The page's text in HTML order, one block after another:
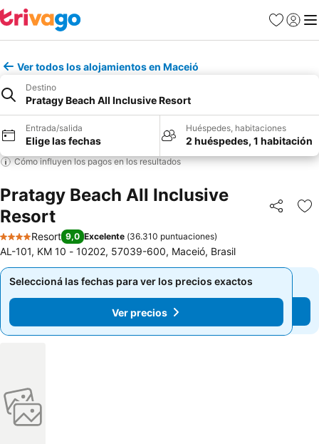
Favoritos
Iniciar
Ver todos los alojamientos en Maceió
Destino
Pratagy Beach All Inclusive Resort
Entrada/salida
Elige las fechas
Huéspedes, habitaciones
2 huéspedes, 1 habitación
Cómo influyen los pagos en los resultados
Pratagy Beach All Inclusive
Resort
Compartir
4 Estrellas
Resort 9,0 Excelente (36.310 puntuaciones)
AL-101, KM 10 - 10202, 57039-600, Maceió, Brasil
Seleccioná las fechas para ver los precios exactos
Ver precios
Seleccioná las fechas para ver los precios exactos
Ver precios